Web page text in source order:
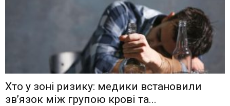
Хто у зоні ризику: медики встановили
зв’язок між групою крові та...